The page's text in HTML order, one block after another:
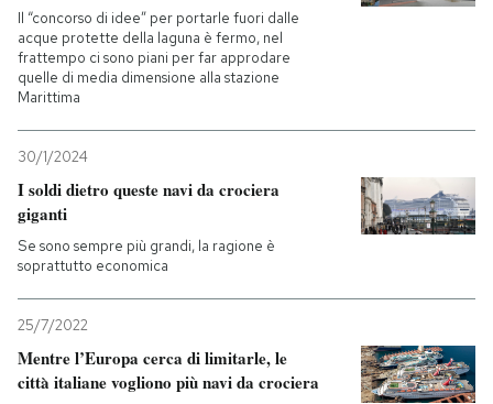
Il “concorso di idee” per portarle fuori dalle
acque protette della laguna è fermo, nel
frattempo ci sono piani per far approdare
quelle di media dimensione alla stazione
Marittima
30/1/2024
I soldi dietro queste navi da crociera
giganti
Se sono sempre più grandi, la ragione è
soprattutto economica
25/7/2022
Mentre l’Europa cerca di limitarle, le
città italiane vogliono più navi da crociera